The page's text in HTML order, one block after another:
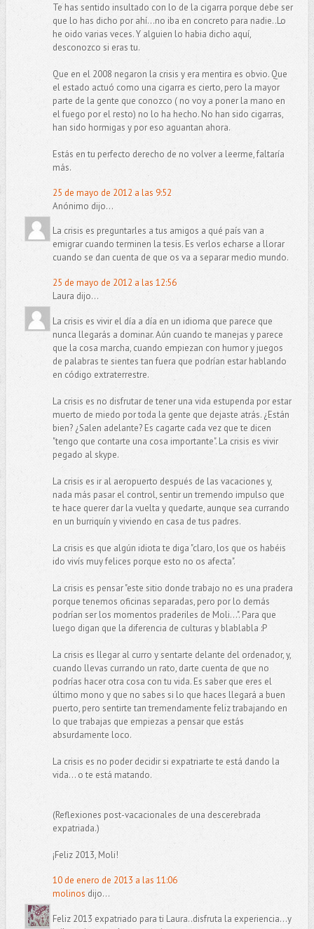
Te has sentido insultado con lo de la cigarra porque debe ser
que lo has dicho por ahí...no iba en concreto para nadie..Lo
he oido varias veces. Y alguien lo habia dicho aquí,
desconozco si eras tu.
Que en el 2008 negaron la crisis y era mentira es obvio. Que
el estado actuó como una cigarra es cierto, pero la mayor
parte de la gente que conozco ( no voy a poner la mano en
el fuego por el resto) no lo ha hecho. No han sido cigarras,
han sido hormigas y por eso aguantan ahora.
Estás en tu perfecto derecho de no volver a leerme, faltaría
más.
25 de mayo de 2012 a las 9:52
Anónimo dijo...
La crisis es preguntarles a tus amigos a qué país van a
emigrar cuando terminen la tesis. Es verlos echarse a llorar
cuando se dan cuenta de que os va a separar medio mundo.
25 de mayo de 2012 a las 12:56
Laura dijo...
La crisis es vivir el día a día en un idioma que parece que
nunca llegarás a dominar. Aún cuando te manejas y parece
que la cosa marcha, cuando empiezan con humor y juegos
de palabras te sientes tan fuera que podrían estar hablando
en código extraterrestre.
La crisis es no disfrutar de tener una vida estupenda por estar
muerto de miedo por toda la gente que dejaste atrás. ¿Están
bien? ¿Salen adelante? Es cagarte cada vez que te dicen
"tengo que contarte una cosa importante". La crisis es vivir
pegado al skype.
La crisis es ir al aeropuerto después de las vacaciones y,
nada más pasar el control, sentir un tremendo impulso que
te hace querer dar la vuelta y quedarte, aunque sea currando
en un burriquín y viviendo en casa de tus padres.
La crisis es que algún idiota te diga "claro, los que os habéis
ido vivís muy felices porque esto no os afecta".
La crisis es pensar "este sitio donde trabajo no es una pradera
porque tenemos oficinas separadas, pero por lo demás
podrían ser los momentos praderiles de Moli...". Para que
luego digan que la diferencia de culturas y blablabla :P
La crisis es llegar al curro y sentarte delante del ordenador, y,
cuando llevas currando un rato, darte cuenta de que no
podrías hacer otra cosa con tu vida. Es saber que eres el
último mono y que no sabes si lo que haces llegará a buen
puerto, pero sentirte tan tremendamente feliz trabajando en
lo que trabajas que empiezas a pensar que estás
absurdamente loco.
La crisis es no poder decidir si expatriarte te está dando la
vida... o te está matando.
(Reflexiones post-vacacionales de una descerebrada
expatriada.)
¡Feliz 2013, Moli!
10 de enero de 2013 a las 11:06
molinos dijo...
Feliz 2013 expatriado para ti Laura..disfruta la experiencia...y